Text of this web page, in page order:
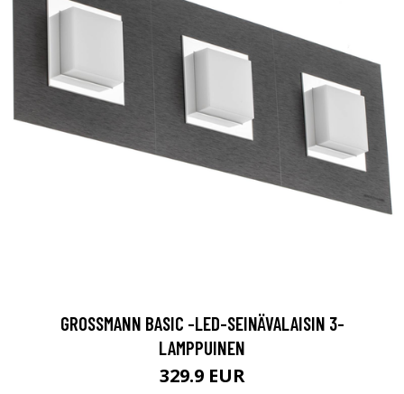
GROSSMANN BASIC -LED-SEINÄVALAISIN 3-
LAMPPUINEN
329.9 EUR